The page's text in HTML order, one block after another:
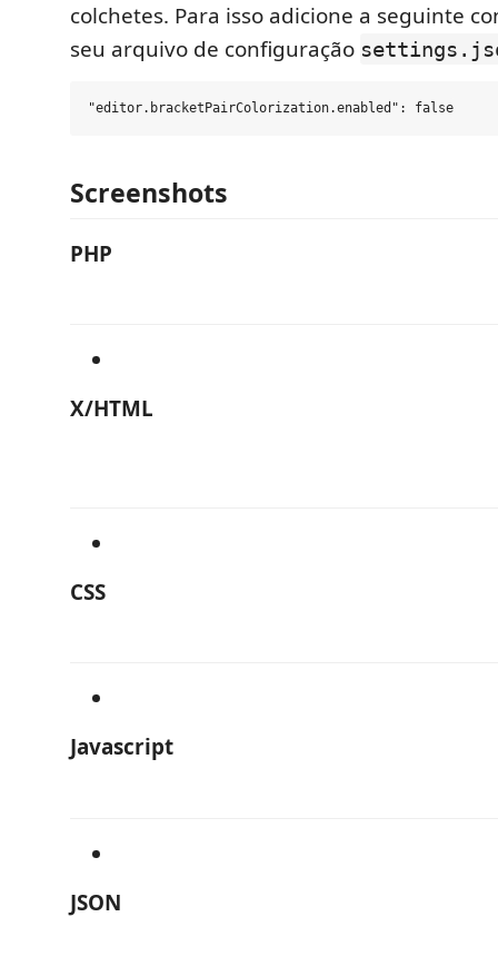
colchetes. Para isso adicione a seguinte
seu arquivo de configuração
Screenshots
PHP
X/HTML
CSS
Javascript
JSON